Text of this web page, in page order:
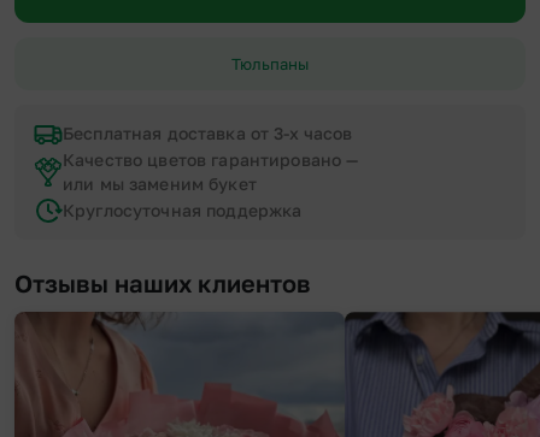
Тюльпаны
Бесплатная доставка от 3-х часов
Качество цветов гарантировано —
или мы заменим букет
Круглосуточная поддержка
Отзывы наших клиентов